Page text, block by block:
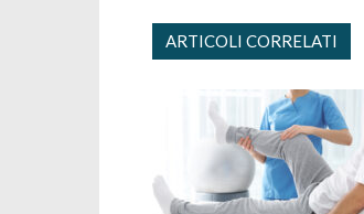
ARTICOLI CORRELATI